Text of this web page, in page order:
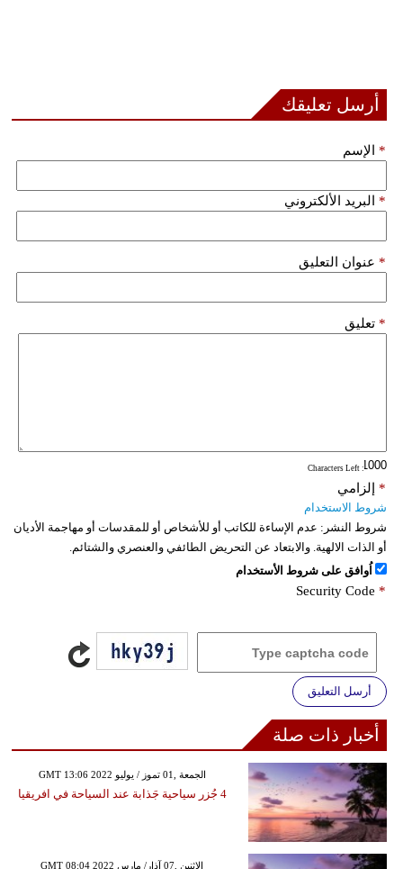
أرسل تعليقك
الإسم *
البريد الألكتروني *
عنوان التعليق *
تعليق *
: Characters Left
إلزامي *
شروط الاستخدام
شروط النشر: عدم الإساءة للكاتب أو للأشخاص أو للمقدسات أو مهاجمة الأديان
أو الذات الالهية. والابتعاد عن التحريض الطائفي والعنصري والشتائم.
اُوافق على شروط الأستخدام
Security Code *
أرسل التعليق
أخبار ذات صلة
GMT 13:06 2022 الجمعة ,01 تموز / يوليو
4 جُزر سياحية جَذابة عند السياحة في افريقيا
GMT 08:04 2022 الإثنين ,07 آذار/ مارس